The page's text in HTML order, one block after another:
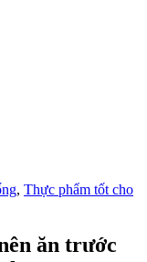
, Thực phẩm tốt cho
ăn trước